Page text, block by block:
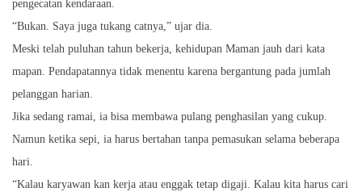
pengecatan kendaraan.
“Bukan. Saya juga tukang catnya,” ujar dia.
Meski telah puluhan tahun bekerja, kehidupan Maman jauh dari kata
mapan. Pendapatannya tidak menentu karena bergantung pada jumlah
pelanggan harian.
Jika sedang ramai, ia bisa membawa pulang penghasilan yang cukup.
Namun ketika sepi, ia harus bertahan tanpa pemasukan selama beberapa
hari.
“Kalau karyawan kan kerja atau enggak tetap digaji. Kalau kita harus cari